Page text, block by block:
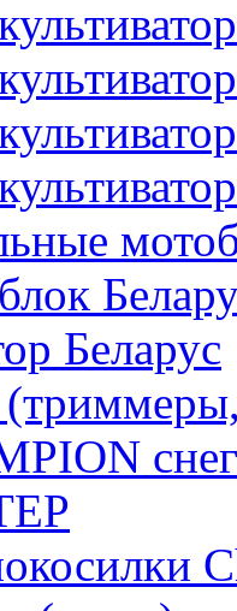
Беларус